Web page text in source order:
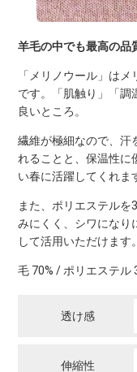
羊毛の中でも最高の品
「メリノウール」は
です。「肌触り」「調
良いところ。
繊維が極細なので、汗
れることと、保温性に
い春に活躍してくれま
また、ポリエステル
みにくく、シワになり
して活用いただけます。
毛 70% / ポリエステル
透け感
伸縮性